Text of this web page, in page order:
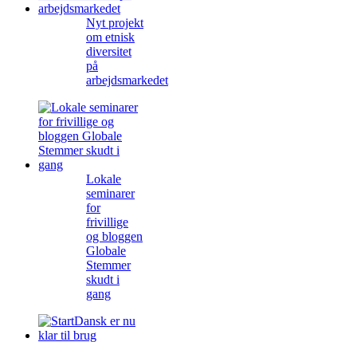
Nyt projekt
om etnisk
diversitet
på
arbejdsmarkedet
Lokale
seminarer
for
frivillige
og bloggen
Globale
Stemmer
skudt i
gang